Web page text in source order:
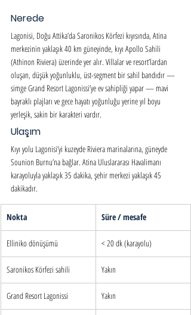
Nerede
Lagonisi, Doğu Attika’da Saronikos Körfezi kıyısında, Atina
merkezinin yaklaşık 40 km güneyinde, kıyı Apollo Sahili
(Athinon Riviera) üzerinde yer alır. Villalar ve resort’lardan
oluşan, düşük yoğunluklu, üst-segment bir sahil bandıdır —
simge Grand Resort Lagonissi’ye ev sahipliği yapar — mavi
bayraklı plajları ve gece hayatı yoğunluğu yerine yıl boyu
yerleşik, sakin bir karakteri vardır.
Ulaşım
Kıyı yolu Lagonisi’yi kuzeyde Riviera marinalarına, güneyde
Sounion Burnu’na bağlar. Atina Uluslararası Havalimanı
karayoluyla yaklaşık 35 dakika, şehir merkezi yaklaşık 45
dakikadır.
Nokta Süre / mesafe
Elliniko dönüşümü < 20 dk (karayolu)
Saronikos Körfezi sahili Yakın
Grand Resort Lagonissi Yakın